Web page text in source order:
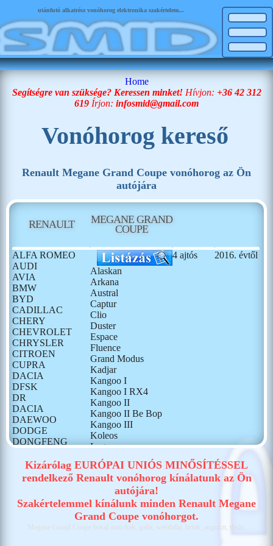
utánfutó alkatrész vonóhorog elektronika szakértelem...
Home
Segítségre van szüksége? Keressen minket! Hívjon: +36 42 312
619 Írjon: infosmid@gmail.com
Vonóhorog kereső
Renault Megane Grand Coupe vonóhorog az Ön
autójára
RENAULT
MEGANE GRAND
COUPE
ALFA ROMEO
AUDI
AVIA
BMW
BYD
CADILLAC
CHERY
CHEVROLET
CHRYSLER
CITROEN
CUPRA
DACIA
DFSK
DR
DACIA
DAEWOO
DODGE
DONGFENG
FORD
GONOW
HUMMER
ISUZU
Alaskan
Arkana
Austral
Captur
Clio
Duster
Espace
Fluence
Grand Modus
Kadjar
Kangoo I
Kangoo I RX4
Kangoo II
Kangoo II Be Bop
Kangoo III
Koleos
Laguna
Latitude
Master II
Master III
Master IV
Maxity
Megane
Megane Grand
4 ajtós 2016. évtől
Kizárólag EURÓPAI UNIÓS MINŐSÍTÉSSEL
rendelkező Renault vonóhorog kínálatunk az Ön
autójára!
Szakértelemmel kínálunk minden Renault Megane
Grand Coupe vonóhorgot.
Megane Grand Coupe bosal auto-hak, galia, westfalia, brink, auguszt, thule,